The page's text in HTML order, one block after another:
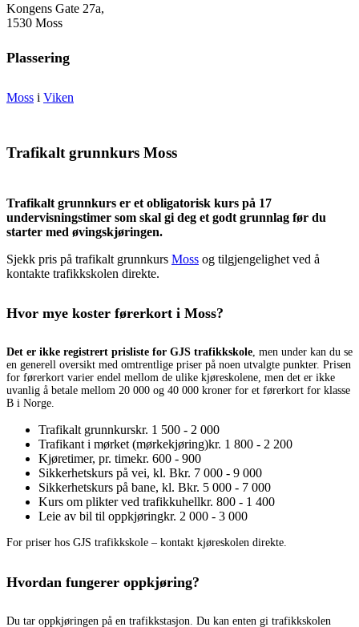
Kongens Gate 27a,
1530 Moss
Plassering
Moss i Viken
Trafikalt grunnkurs Moss
Trafikalt grunnkurs er et obligatorisk kurs på 17
undervisningstimer som skal gi deg et godt grunnlag før du
starter med øvingskjøringen.
Sjekk pris på trafikalt grunnkurs Moss og tilgjengelighet ved å
kontakte trafikkskolen direkte.
Hvor mye koster førerkort i Moss?
Det er ikke registrert prisliste for GJS trafikkskole, men under kan du se
en generell oversikt med omtrentlige priser på noen utvalgte punkter. Prisen
for førerkort varier endel mellom de ulike kjøreskolene, men det er ikke
uvanlig å betale mellom 20 000 og 40 000 kroner for et førerkort for klasse
B i Norge.
Trafikalt grunnkurskr. 1 500 - 2 000
Trafikant i mørket (mørkekjøring)kr. 1 800 - 2 200
Kjøretimer, pr. timekr. 600 - 900
Sikkerhetskurs på vei, kl. Bkr. 7 000 - 9 000
Sikkerhetskurs på bane, kl. Bkr. 5 000 - 7 000
Kurs om plikter ved trafikkuhellkr. 800 - 1 400
Leie av bil til oppkjøringkr. 2 000 - 3 000
For priser hos GJS trafikkskole – kontakt kjøreskolen direkte.
Hvordan fungerer oppkjøring?
Du tar oppkjøringen på en trafikkstasjon. Du kan enten gi trafikkskolen